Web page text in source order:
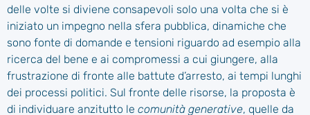
delle volte si diviene consapevoli solo una volta che si è
iniziato un impegno nella sfera pubblica, dinamiche che
sono fonte di domande e tensioni riguardo ad esempio alla
ricerca del bene e ai compromessi a cui giungere, alla
frustrazione di fronte alle battute d’arresto, ai tempi lunghi
dei processi politici. Sul fronte delle risorse, la proposta è
di individuare anzitutto le comunità generative, quelle da